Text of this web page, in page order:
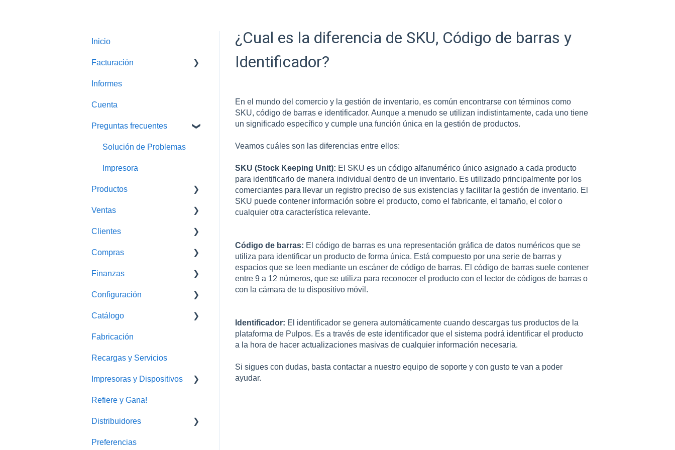
¿Cual es la diferencia de SKU, Código de barras y
Identificador?
En el mundo del comercio y la gestión de inventario, es común encontrarse con términos como
SKU, código de barras e identificador. Aunque a menudo se utilizan indistintamente, cada uno tiene
un significado específico y cumple una función única en la gestión de productos.
Veamos cuáles son las diferencias entre ellos:
SKU (Stock Keeping Unit): El SKU es un código alfanumérico único asignado a cada producto
para identificarlo de manera individual dentro de un inventario. Es utilizado principalmente por los
comerciantes para llevar un registro preciso de sus existencias y facilitar la gestión de inventario. El
SKU puede contener información sobre el producto, como el fabricante, el tamaño, el color o
cualquier otra característica relevante.
Código de barras: El código de barras es una representación gráfica de datos numéricos que se
utiliza para identificar un producto de forma única. Está compuesto por una serie de barras y
espacios que se leen mediante un escáner de código de barras. El código de barras suele contener
entre 9 a 12 números, que se utiliza para reconocer el producto con el lector de códigos de barras o
con la cámara de tu dispositivo móvil.
Identificador: El identificador se genera automáticamente cuando descargas tus productos de la
plataforma de Pulpos. Es a través de este identificador que el sistema podrá identificar el producto
a la hora de hacer actualizaciones masivas de cualquier información necesaria.
Si sigues con dudas, basta contactar a nuestro equipo de soporte y con gusto te van a poder
ayudar.
Inicio
Facturación
Facturas Globales
Informes
Cuenta
Preguntas frecuentes
Solución de Problemas
Impresora
Productos
Traspasos
Ventas
Cotizaciones
Clientes
Monedero Electrónico
Compras
Proovedores
Gastos
Finanzas
Caja
Conciliaciones Bancarias
Configuración
WhatsApp Business
Catálogo
Cobros y envíos
Fabricación
Recargas y Servicios
Impresoras y Dispositivos
Impresora
Refiere y Gana!
Distribuidores
FAQ
Preferencias